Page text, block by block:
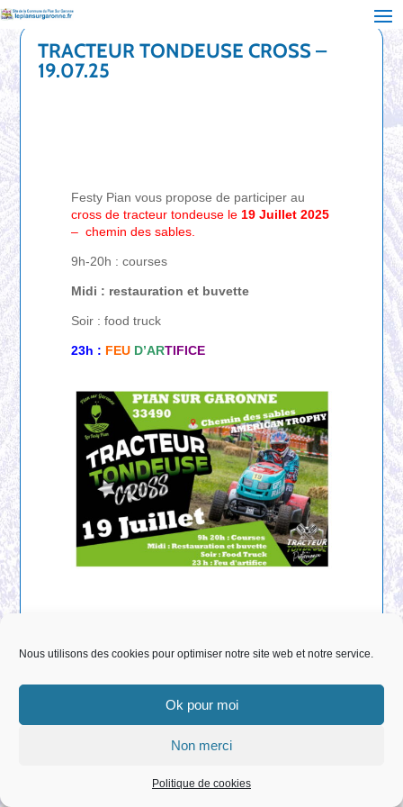
Nous utilisons des cookies pour optimiser notre site web et notre service.
Ok pour moi
Non merci
Politique de cookies
TRACTEUR TONDEUSE CROSS –
19.07.25
Festy Pian vous propose de participer au
cross de tracteur tondeuse le 19 Juillet 2025
– chemin des sables.
9h-20h : courses
Midi : restauration et buvette
Soir : food truck
23h : FEU D’ARTIFICE
Copyright © 2013 | 2023 Mairie 33490 Le Pian sur